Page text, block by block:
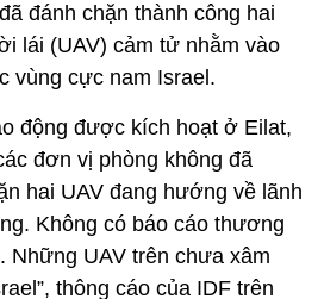
đánh chặn thành công hai
lái (UAV) cảm tử nhằm vào
vùng cực nam Israel.
động được kích hoạt ở Eilat,
đơn vị phòng không đã
hai UAV đang hướng về lãnh
Không có báo cáo thương
Những UAV trên chưa xâm
thông cáo của IDF trên